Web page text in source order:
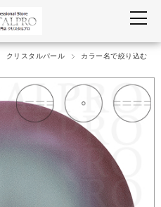
クリスタルパール
カラー名で絞り込む